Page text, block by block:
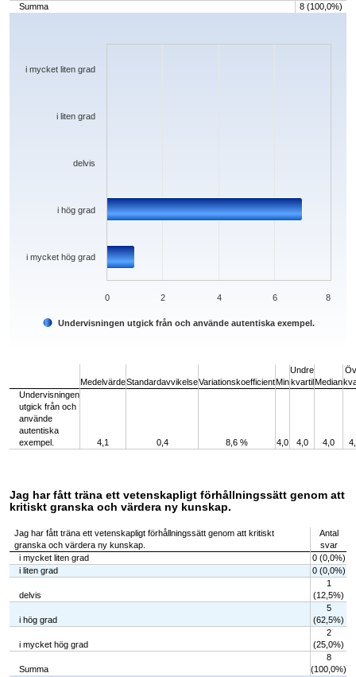
Summa
8 (100,0%)
Chart
The chart has 1 X axis displaying categories.
Undervisningen utgick från och använde autentiska exempel.
i mycket hög grad
i hög grad
delvis
i liten grad
i mycket liten grad
0 2 4 6 8
MedelvärdeStandardavvikelseVariationskoefficientMin
Undre
kvartilMedian
Undervisningen
utgick från och
använde
autentiska
exempel.
4,1 0,4 8,6 % 4,0 4,0 4,0
Jag har fått träna ett vetenskapligt förhållningssätt genom att
kritiskt granska och värdera ny kunskap.
Jag har fått träna ett vetenskapligt förhållningssätt genom att kritiskt
granska och värdera ny kunskap.
Antal
svar
i mycket liten grad
0 (0,0%)
i liten grad
0 (0,0%)
delvis
1
(12,5%)
i hög grad
5
(62,5%)
i mycket hög grad
2
(25,0%)
Summa
8
(100,0%)